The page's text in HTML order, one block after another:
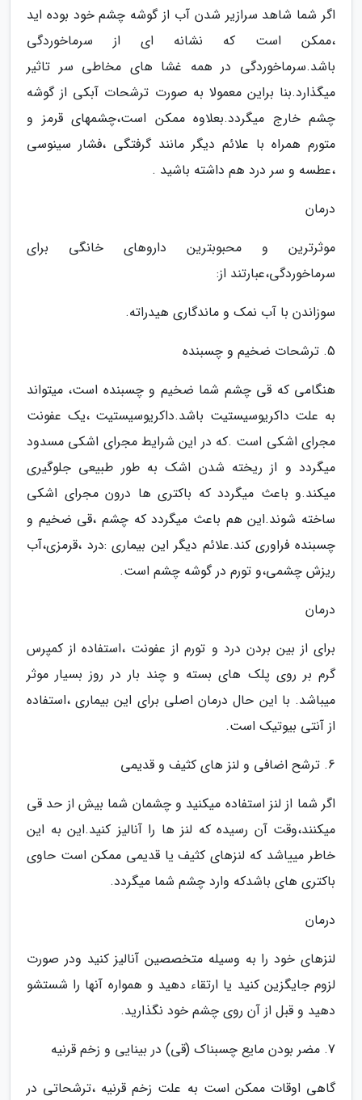
اگر شما شاهد سرازیر شدن آب از گوشه چشم خود بوده اید
،ممکن است که نشانه ای از سرماخوردگی
باشد.سرماخوردگی در همه غشا های مخاطی سر تاثیر
میگذارد.بنا براین معمولا به صورت ترشحات آبکی از گوشه
چشم خارج میگردد.بعلاوه ممکن است،چشمهای قرمز و
متورم همراه با علائم دیگر مانند گرفتگی ،فشار سینوسی
،عطسه و سر درد هم داشته باشید .
درمان
موثرترین و محبوبترین داروهای خانگی برای
سرماخوردگی،عبارتند از:
سوزاندن با آب نمک و ماندگاری هیدراته.
5. ترشحات ضخیم و چسبنده
هنگامی که قی چشم شما ضخیم و چسبنده است، میتواند
به علت داکریوسیستیت باشد.داکریوسیستیت ،یک عفونت
مجرای اشکی است .که در این شرایط مجرای اشکی مسدود
میگردد و از ریخته شدن اشک به طور طبیعی جلوگیری
میکند.و باعث میگردد که باکتری ها درون مجرای اشکی
ساخته شوند.این هم باعث میگردد که چشم ،قی ضخیم و
چسبنده فراوری کند.علائم دیگر این بیماری :درد ،قرمزی،آب
ریزش چشمی،و تورم در گوشه چشم است.
درمان
برای از بین بردن درد و تورم از عفونت ،استفاده از کمپرس
گرم بر روی پلک های بسته و چند بار در روز بسیار موثر
میباشد. با این حال درمان اصلی برای این بیماری ،استفاده
از آنتی بیوتیک است.
6. ترشح اضافی و لنز های کثیف و قدیمی
اگر شما از لنز استفاده میکنید و چشمان شما بیش از حد قی
میکنند،وقت آن رسیده که لنز ها را آنالیز کنید.این به این
خاطر مییاشد که لنزهای کثیف یا قدیمی ممکن است حاوی
باکتری های باشدکه وارد چشم شما میگردد.
درمان
لنزهای خود را به وسیله متخصصین آنالیز کنید ودر صورت
لزوم جایگزین کنید یا ارتقاء دهید و همواره آنها را شستشو
دهید و قبل از آن روی چشم خود نگذارید.
7. مضر بودن مایع چسبناک (قی) در بینایی و زخم قرنیه
گاهی اوقات ممکن است به علت زخم قرنیه ،ترشحاتی در